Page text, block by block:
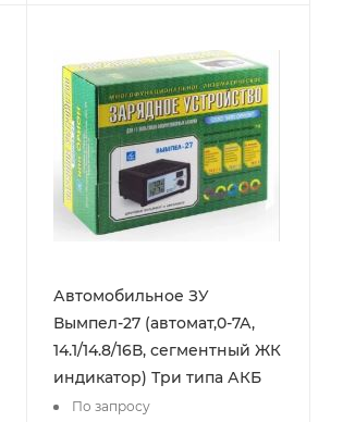
Автомобильное ЗУ
Вымпел-27 (автомат,0-7А,
14.1/14.8/16В, сегментный ЖК
индикатор) Три типа АКБ
По запросу